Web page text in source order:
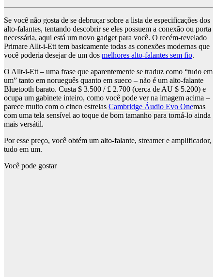
Se você não gosta de se debruçar sobre a lista de especificações dos
alto-falantes, tentando descobrir se eles possuem a conexão ou porta
necessária, aqui está um novo gadget para você. O recém-revelado
Primare Allt-i-Ett tem basicamente todas as conexões modernas que
você poderia desejar de um dos melhores alto-falantes sem fio.
O Allt-i-Ett – uma frase que aparentemente se traduz como “tudo em
um” tanto em norueguês quanto em sueco – não é um alto-falante
Bluetooth barato. Custa $ 3.500 / £ 2.700 (cerca de AU $ 5.200) e
ocupa um gabinete inteiro, como você pode ver na imagem acima –
parece muito com o cinco estrelas Cambridge Áudio Evo Onemas
com uma tela sensível ao toque de bom tamanho para torná-lo ainda
mais versátil.
Por esse preço, você obtém um alto-falante, streamer e amplificador,
tudo em um.
Você pode gostar